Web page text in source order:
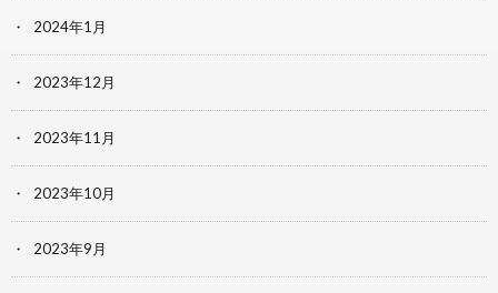
2024年1月
2023年12月
2023年11月
2023年10月
2023年9月